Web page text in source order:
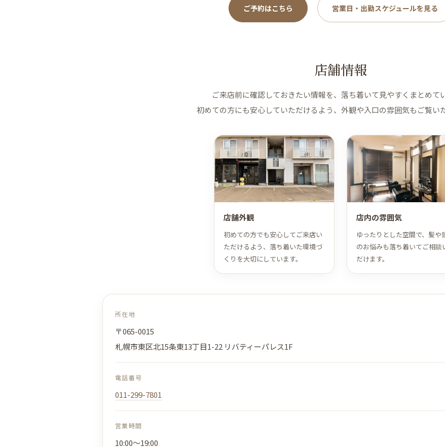
ご予約はこちら 営業日・出勤スケジュールを見る
店舗情報
ご来店前に確認しておきたい情報を、落ち着いて見やすくまとめて
初めての方にも安心していただけるよう、外観や入口の雰囲気もご覧い
店舗外観
初めての方でも安心してご来店い
ただけるよう、落ち着いた環境づ
くりを大切にしています。
店内の雰囲気
ゆったりとした空間で、髪や
のお悩みも落ち着いてご相談
だけます。
所在地
〒065-0015
札幌市東区北15条東13丁目1-22 リバティーパレス1F
電話番号
011-299-7801
営業時間
10:00～19:00